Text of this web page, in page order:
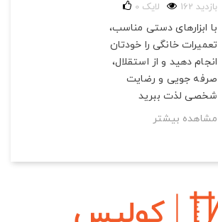
162 بازدید 0 لایک
با ابزارهای دستی مناسب،
تعمیرات خانگی را خودتان
انجام دهید و از استقلال،
صرفه‌ جویی و رضایت
شخصی لذت ببرید
مشاهده بیشتر